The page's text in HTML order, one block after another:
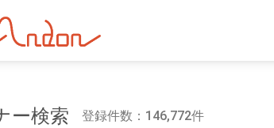
ー検索 登録件数：146,772件